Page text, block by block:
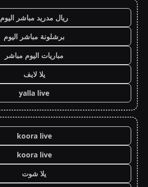
ريال مدريد مباشر اليوم
برشلونة مباشر اليوم
مباريات اليوم مباشر
يلا لايف
yalla live
koora live
koora live
يلا شوت